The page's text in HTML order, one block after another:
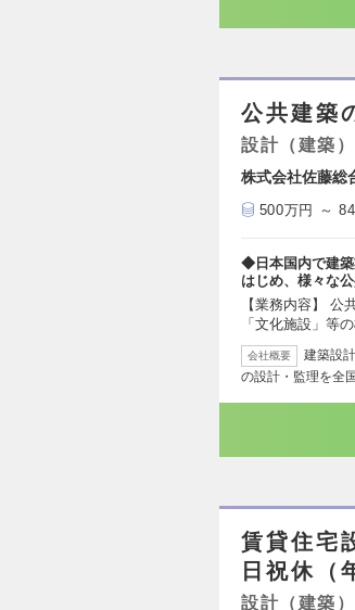
公共建築
設計（建築）
株式会社佐藤総
500万円 ～
◆日本国内で建
はじめ、様々な
【業務内容】 公
「文化施設」等
会社概要
建築設
の設計・監理を全
賃貸住宅
日祝休（
設計（建築）